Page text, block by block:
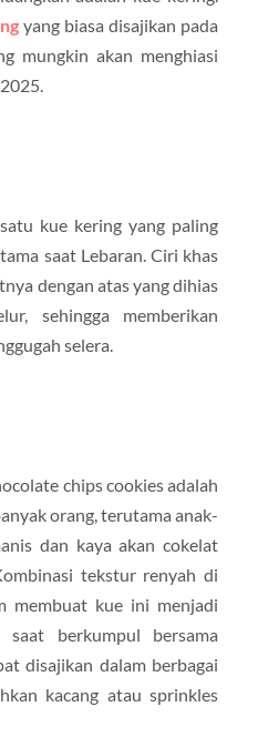
yang biasa disajikan pada
mungkin akan menghiasi
kue kering yang paling
saat Lebaran. Ciri khas
dengan atas yang dihias
sehingga memberikan
selera.
chips cookies adalah
orang, terutama anak-
dan kaya akan cokelat
tekstur renyah di
membuat kue ini menjadi
saat berkumpul bersama
disajikan dalam berbagai
kacang atau sprinkles